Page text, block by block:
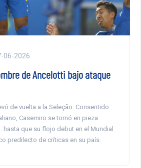
06-2026
de Ancelotti bajo ataque
de vuelta a la Seleção. Consentido
Casemiro se tornó en pieza
hasta que su flojo debut en el Mundial
predilecto de críticas en su país.